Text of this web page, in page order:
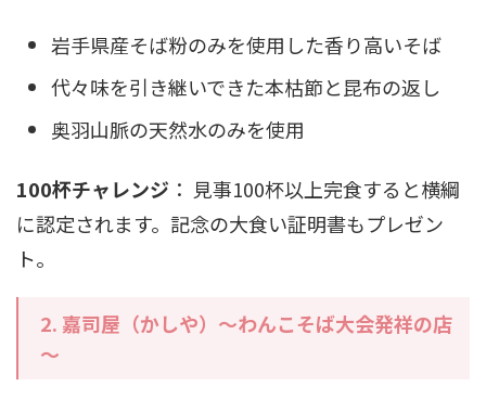
岩手県産そば粉のみを使用した香り高いそば
代々味を引き継いできた本枯節と昆布の返し
奥羽山脈の天然水のみを使用
100杯チャレンジ ： 見事100杯以上完食すると横綱
に認定されます。記念の大食い証明書もプレゼン
ト。
2. 嘉司屋（かしや）～わんこそば大会発祥の店
～